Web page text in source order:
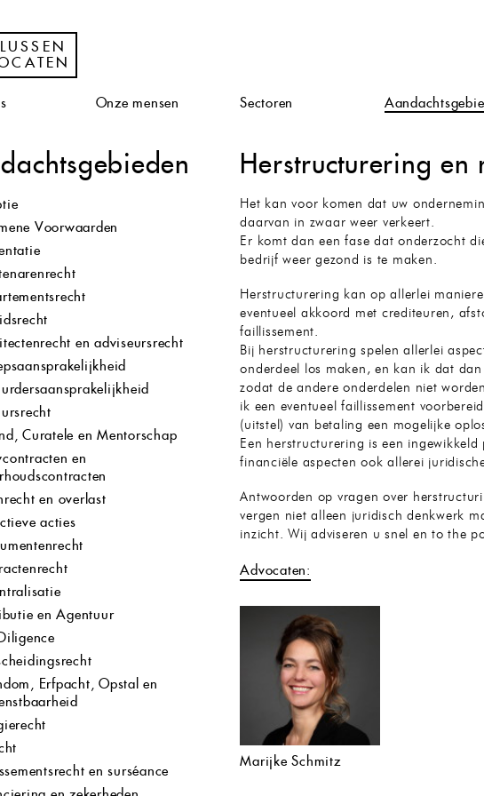
Onze mensen Sectoren
Voorwaarden
en adviseursrecht
Curatele en Mentorschap
en
en overlast
acties
en Agentuur
Erfpacht, Opstal en
en surséance
Herstructurering en
Het kan voor komen dat uw
daarvan in zwaar weer verkeert.
Er komt dan een fase dat onderzocht
bedrijf weer gezond is te maken.
Herstructurering kan op allerlei
eventueel akkoord met crediteuren,
faillissement.
Bij herstructurering spelen allerlei
onderdeel los maken, en kan ik dat
zodat de andere onderdelen niet
ik een eventueel faillissement
(uitstel) van betaling een mogelijke
Een herstructurering is een
financiële aspecten ook allerei
Antwoorden op vragen over
vergen niet alleen juridisch denkwerk
inzicht. Wij adviseren u snel en to the
Advocaten:
Marijke Schmitz